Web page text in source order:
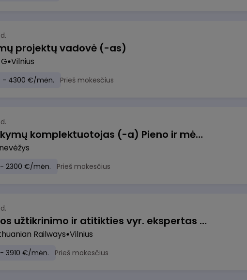
projektų vadovė (-as)
Vilnius
- 4300 €/mėn. Prieš mokesčius
Užsakymų komplektuotojas (-a) Pieno ir mėsos sandėlyje
- 2300 €/mėn. Prieš mokesčius
Veiklos užtikrinimo ir atitikties vyr. ekspertas (-ė) (Vilnius, LT)
Railways Vilnius
- 3910 €/mėn. Prieš mokesčius